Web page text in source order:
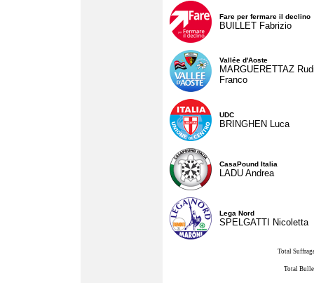
Fare per fermare il declino
BUILLET Fabrizio
Vallée d'Aoste
MARGUERETTAZ
Franco
UDC
BRINGHEN Luca
CasaPound Italia
LADU Andrea
Lega Nord
SPELGATTI Nicoletta
Total
Total